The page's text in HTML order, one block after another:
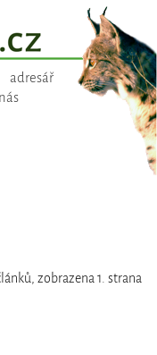
adresář
zobrazena 1. strana